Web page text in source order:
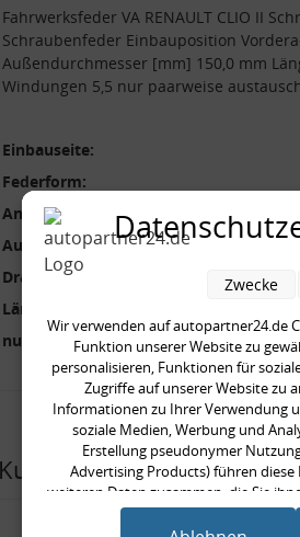
Fahrwerksfeder VA RENAULT CLIO II
Schraubenfeder Einbauposition
Außendurchmesser [mm] 150,0 mm
Windungen 5,5 nur paarweise
Einbauseite:
Federform:
Anzahl der Windungen:
Außendurchmesser [mm]:
Drahtdurchmesser [mm]:
Länge [mm]:
nur paarweise austauschen:
Kunden kauften auch
Wir verwenden auf autopartner24.de
Funktion unserer Website zu
personalisieren, Funktionen für
Zugriffe auf unserer Website zu
Informationen zu Ihrer Verwendung
soziale Medien, Werbung und
Erstellung pseudonymer
Advertising Products) führen
weiteren Daten zusammen, die Sie
eines persönlichen Accounts) oder
Zwecke